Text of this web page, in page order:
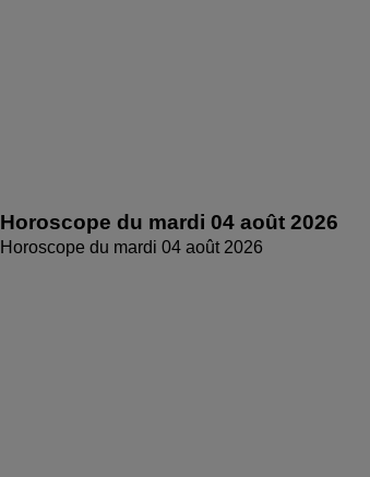
Horoscope du mardi 04 août 2026
Horoscope du mardi 04 août 2026